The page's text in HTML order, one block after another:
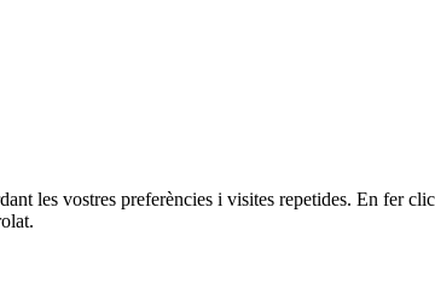
les vostres preferències i visites repetides. En fer